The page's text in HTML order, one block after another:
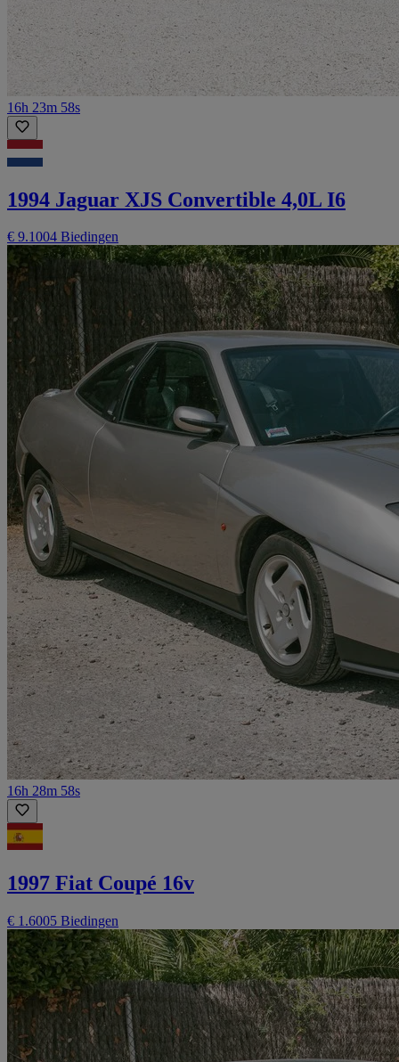
16h 23m 58s
1994 Jaguar XJS Convertible 4,0L I6
€ 9.1004 Biedingen
16h 28m 58s
1997 Fiat Coupé 16v
€ 1.6005 Biedingen